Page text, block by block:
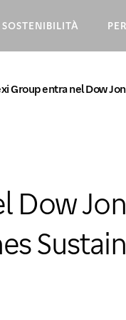
SOSTENIBILITÀ
Group entra nel Dow
Dow